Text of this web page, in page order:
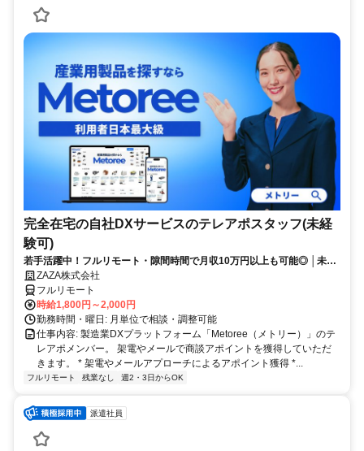
完全在宅の自社DXサービスのテレアポスタッフ(未経
験可)
若手活躍中！フルリモート・隙間時間で月収10万円以上も可能◎ │未経
験からインサイドセールスに挑戦
ZAZA株式会社
フルリモート
時給1,800円～2,000円
勤務時間・曜日: 月単位で相談・調整可能
仕事内容: 製造業DXプラットフォーム「Metoree（メトリー）」のテ
レアポメンバー。 架電やメールで商談アポイントを獲得していただ
きます。 * 架電やメールアプローチによるアポイント獲得 *...
フルリモート 残業なし 週2・3日からOK
派遣社員